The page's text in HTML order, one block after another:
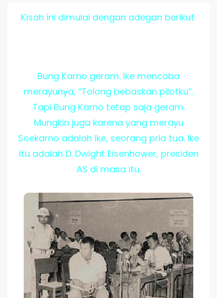
Kisah ini dimulai dengan adegan berikut.
Bung Karno geram. Ike mencoba
merayunya, “Tolong bebaskan pilotku”.
Tapi Bung Karno tetap saja geram.
Mungkin juga karena yang merayu
Soekarno adalah Ike, seorang pria tua. Ike
itu adalah D. Dwight Eisenhower, presiden
AS di masa itu.